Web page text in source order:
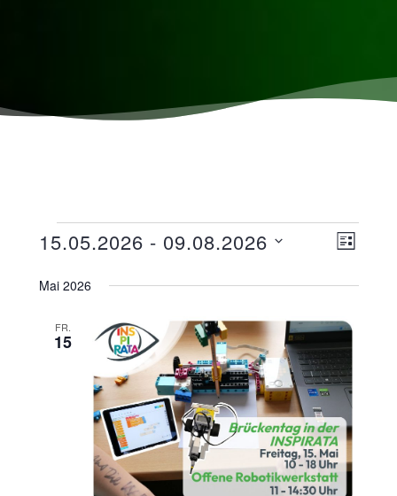
LISTE
15.05.2026 - 09.08.2026
Mai 2026
FR.
15